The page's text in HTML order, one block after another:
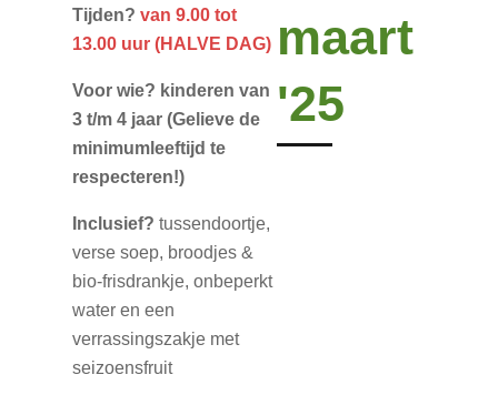
maart
'25
Tijden? van 9.00 tot
13.00 uur (HALVE DAG)
Voor wie? kinderen van
3 t/m 4 jaar (Gelieve de
minimumleeftijd te
respecteren!)
Inclusief? tussendoortje,
verse soep, broodjes &
bio-frisdrankje, onbeperkt
water en een
verrassingszakje met
seizoensfruit